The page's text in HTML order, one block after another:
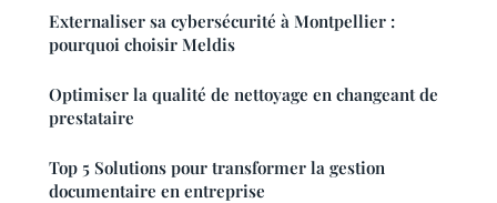
Externaliser sa cybersécurité à Montpellier :
pourquoi choisir Meldis
Optimiser la qualité de nettoyage en changeant de
prestataire
Top 5 Solutions pour transformer la gestion
documentaire en entreprise